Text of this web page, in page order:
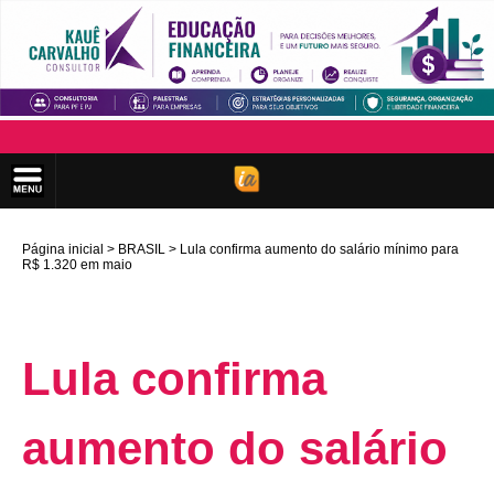
Página inicial BRASIL
Lula confirma aumento do salário mínimo para
R$ 1.320 em maio
Lula confirma
aumento do salário